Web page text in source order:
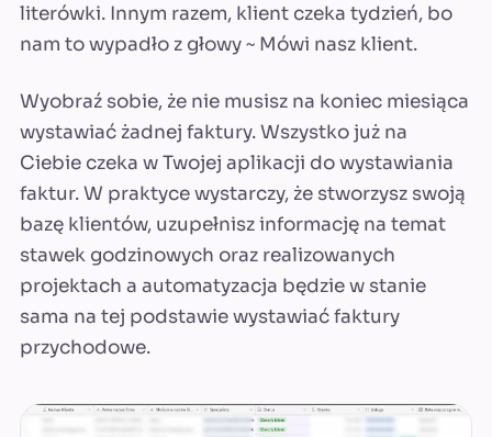
literówki. Innym razem, klient czeka tydzień, bo
nam to wypadło z głowy ~ Mówi nasz klient.
Wyobraź sobie, że nie musisz na koniec miesiąca
wystawiać żadnej faktury. Wszystko już na
Ciebie czeka w Twojej aplikacji do wystawiania
faktur. W praktyce wystarczy, że stworzysz swoją
bazę klientów, uzupełnisz informację na temat
stawek godzinowych oraz realizowanych
projektach a automatyzacja będzie w stanie
sama na tej podstawie wystawiać faktury
przychodowe.